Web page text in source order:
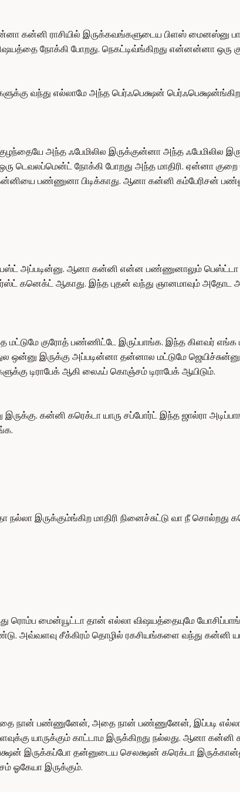
கன்னி ராசியில் இருக்கவங்களுடைய பிளஸ்
நோக்கி போறது. நெகட்டிவ்ங்கிறது என்னன்னா ஒரு
வந்து எல்லாமே அந்த பெர்ஃபெக்ஷன் பெர்ஃபெக்ஷன்ங்கிற
அந்த ஃபேமிலில இருக்குன்னா அந்த ஃபேமிலில
டெவலப்மென்ட் நோக்கி போறது அந்த மாதிரி. ஏன்னா
பண்ணுனா பிடிக்காது. ஆனா கன்னி கம்பேரிசன்
அப்படின்னு. ஆனா கன்னி என்ன பண்ணுனாலும்
கனெக்ட் ஆகாது. இந்த புதன் வந்து ஞானமாவும் அதோட
குரோத் பண்ணிட்டே இருப்பாங்க. இந்த கிளவர் எங்க
ஒன்னு இருக்கு அப்படின்னா தன்னால மட்டுமே
டிராபேக் ஆகி லைஃப் கொஞ்சம் டிராபேக் ஆயிடும்.
கன்னி கரெக்டா யாரு சப்போர்ட் இந்த ஜால்ரா
இருக்கும்ங்கிற மாதிரி நினைச்சுட்டு வா நீ
ரொம்ப மைன்யூட்டா தான் எல்லா விஷயத்தையுமே
அவ்வளவு சீக்கிரம் தொழில் ரகசியங்களை வந்து கன்னி
நான் பண்ணுனேன், அதை நான் பண்ணுனேன், இப்படி
யாருக்கும் காட்டாம இருக்கிறது நல்லது. ஆனா கன்னி
இருக்கப்போ தன்னுடைய செலக்ஷன் கரெக்டா
ஓகேயா இருக்கும்.